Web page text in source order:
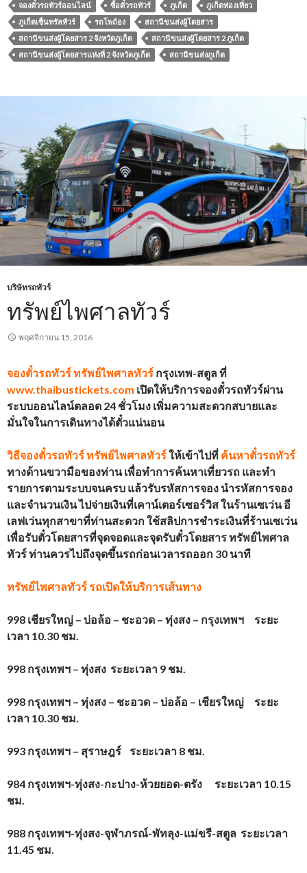
จองตั๋วรถทัวร์ออนไลน์
ซื้อตั๋วรถทัวร์ ภูเก็ต
ภูเก็ตท่องเที่ยว
ภูเก็ตเซ็นทรัลทัวร์
รถโพถ้อง
สถานีขนส่งผู้โดยสาร
สถานีขนส่งผู้โดยสาร 2 จังหวัดภูเก็ต
สถานีขนส่งผู้โดยสาร 2 ภูเก็ต
สถานีขนส่งผู้โดยสารแห่งที่ 2 จังหวัดภูเก็ต
สถานีขนส่งภูเก็ต
บริษัทรถทัวร์
ทรัพย์ไพศาลทัวร์
พฤศจิกายน 15, 2016
จองตั๋วรถทัวร์ทรัพย์ไพศาลทัวร์ กรุงเทพ-สตูลที่
www.thaibustickets.com เปิดให้บริการจองตั๋วรถทัวร์ผ่าน
ระบบออนไลน์ตลอด 24 ชั่วโมง เพิ่มความสะดวกสบายและ
มั่นใจในการเดินทางได้ตั๋วแน่นอน
วิธีจองตั๋วรถทัวร์ทรัพย์ไพศาลทัวร์ให้เข้าไปที่ ค้นหาตั๋วรถทัวร์
ทางด้านขวามือของท่าน เพื่อทำการค้นหาเที่ยวรถ และทำ
รายการตามระบบจนครบ แล้วรับรหัสการจอง นำรหัสการจอง
และจำนวนเงิน ไปจ่ายเงินที่เคาน์เตอร์เซอร์วิส ในร้านเซเว่น อี
เลฟเว่นทุกสาขาที่ท่านสะดวก ใช้สลิปการชำระเงินที่ร้านเซเว่น
เพื่อรับตั๋วโดยสารที่จุดจอดและจุดรับตั๋วโดยสารทรัพย์ไพศาล
ทัวร์ท่านควรไปถึงจุดขึ้นรถก่อนเวลารถออก 30 นาที
ทรัพย์ไพศาลทัวร์รถเปิดให้บริการเส้นทาง
998 เชียรใหญ่ – บ่อล้อ – ชะอวด – ทุ่งสง – กรุงเทพฯ ระยะ
เวลา 10.30 ชม.
998 กรุงเทพฯ – ทุ่งสง ระยะเวลา 9 ชม.
998 กรุงเทพฯ – ทุ่งสง – ชะอวด – บ่อล้อ – เชียรใหญ่ ระยะ
เวลา 10.30 ชม.
993 กรุงเทพฯ – สุราษฎร์ ระยะเวลา 8 ชม.
984 กรุงเทพฯ-ทุ่งสง-กะปาง-ห้วยยอด-ตรัง ระยะเวลา 10.15
ชม.
988 กรุงเทพฯ-ทุ่งสง-จุฬาภรณ์-พัทลุง-แม่ขรี-สตูล ระยะเวลา
11.45 ชม.